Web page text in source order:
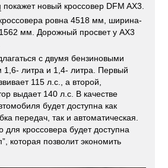
покажет новый кроссовер DFM AX3.
ровна 4518 мм, ширина-
мм. Дорожный просвет у AX3
с двумя бензиновыми
литра и 1,4- литра. Первый
115 л.с., а второй,
выдает 140 л.с. В качестве
будет доступна как
передач, так и автоматическая.
для кроссовера будет доступна
которая позволит экономить